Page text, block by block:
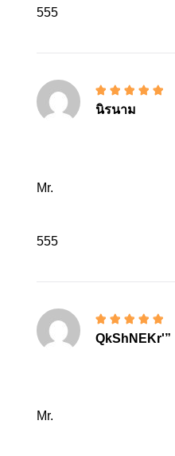
555
นิรนาม
Mr.
555
QkShNEKr'”
Mr.